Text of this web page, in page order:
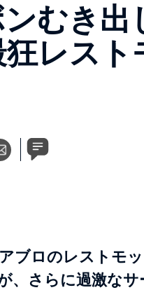
むき
レス
ブロのレストモ
、さらに過激な